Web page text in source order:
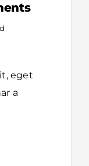
eget
a